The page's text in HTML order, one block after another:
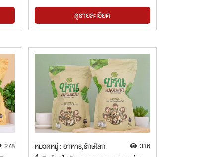
ดูรายละเอียด
278 หมวดหมู่ : อาหาร,รักษ์โลก 316